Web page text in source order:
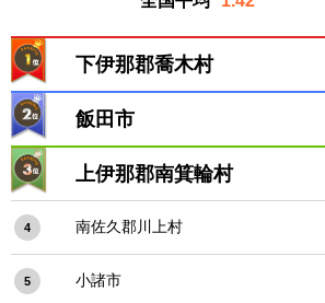
下伊那郡喬木村
飯田市
上伊那郡南箕輪村
4 南佐久郡川上村
5 小諸市